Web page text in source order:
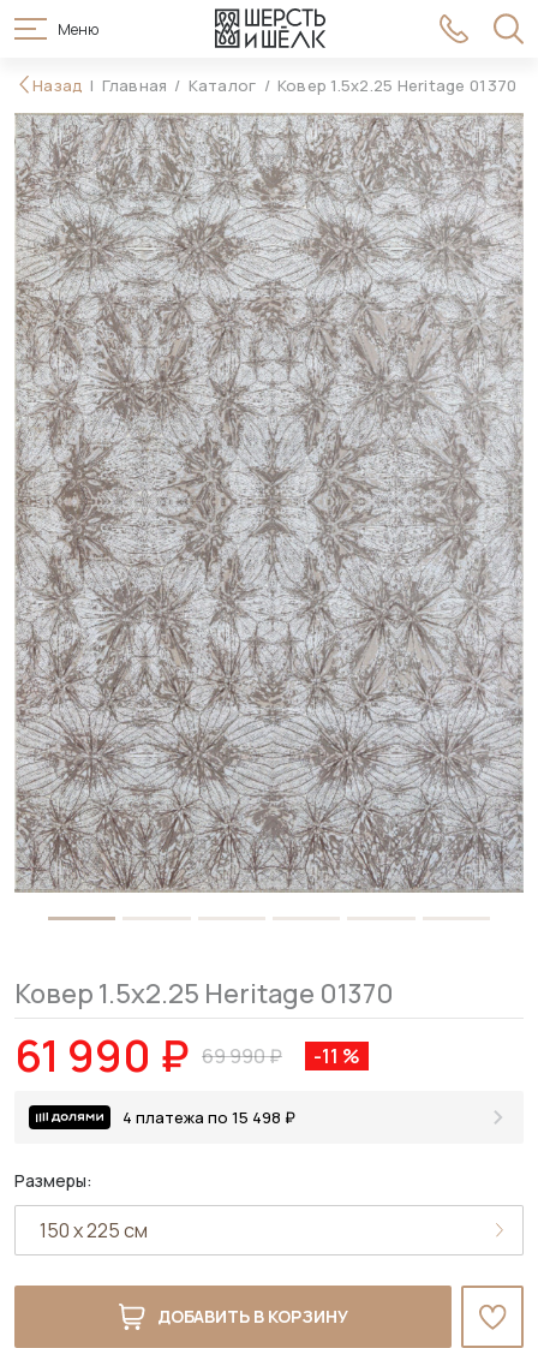
Меню
61 990 ₽ 69 990 ₽ В корзину
Назад Главная Каталог Ковер 1.5x2.25 Heritage 01370
Ковер 1.5x2.25 Heritage 01370
61 990 ₽ 69 990 ₽ -11 %
4 платежа по 15 498 ₽
Размеры:
ДОБАВИТЬ В КОРЗИНУ